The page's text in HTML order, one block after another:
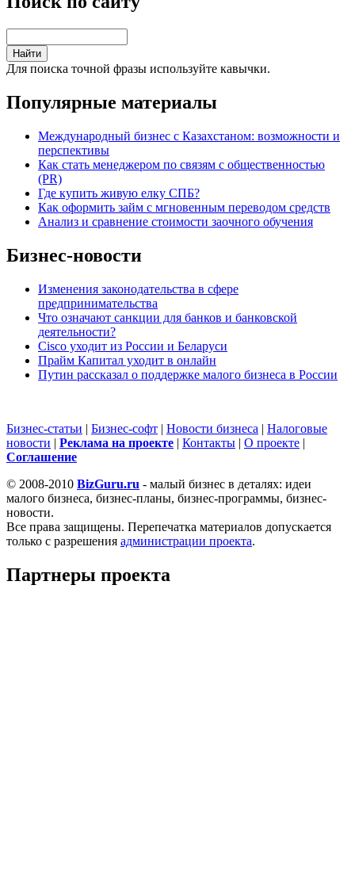
Для поиска точной фразы используйте кавычки.
Популярные материалы
Международный бизнес с Казахстаном: возможности и
перспективы
Как стать менеджером по связям с общественностью
(PR)
Где купить живую елку СПБ?
Как оформить займ с мгновенным переводом средств
Анализ и сравнение стоимости заочного обучения
Бизнес-новости
Изменения законодательства в сфере
предпринимательства
Что означают санкции для банков и банковской
деятельности?
Cisco уходит из России и Беларуси
Прайм Капитал уходит в онлайн
Путин рассказал о поддержке малого бизнеса в России
Бизнес-статьи | Бизнес-софт | Новости бизнеса | Налоговые
новости | Реклама на проекте | Контакты | О проекте |
Cоглашение
© 2008-2010 BizGuru.ru - малый бизнес в деталях: идеи
малого бизнеса, бизнес-планы, бизнес-программы, бизнес-
новости.
Все права защищены. Перепечатка материалов допускается
только с разрешения администрации проекта.
Партнеры проекта